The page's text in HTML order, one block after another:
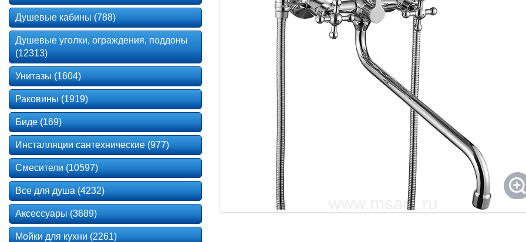
Душевые кабины (788)
Душевые уголки, ограждения, поддоны
(12313)
Унитазы (1604)
Раковины (1919)
Биде (169)
Инсталляции сантехнические (977)
Смесители (10597)
Все для душа (4232)
Аксессуары (3689)
Мойки для кухни (2261)